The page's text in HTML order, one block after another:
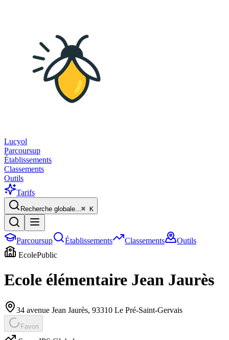
Lucyol
Parcoursup
Établissements
Classements
Outils
Tarifs
Recherche globale...⌘ K
Parcoursup Établissements Classements
Outils
EcolePublic
Ecole élémentaire Jean Jaurès
34 avenue Jean Jaurès, 93310 Le Pré-Saint-Gervais
Favori